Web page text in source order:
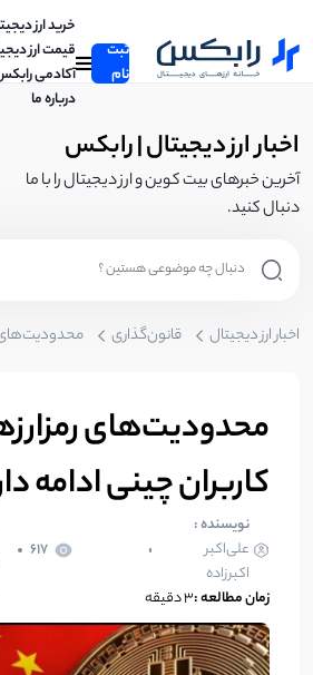
ثبت
نام
خرید ارز
قیمت ارز
آکادمی
درباره ما
اخبار ارز دیجیتال | رابکس
آخرین خبرهای بیت کوین و ارز دیجیتال را با ما
دنبال کنید.
اخبار ارز دیجیتال قانون‌گذاری
محدودیت‌های
کاربران چینی ادامه
نویسنده :
علی‌اکبر
اکبرزاده
617
زمان مطالعه :۳ دقیقه